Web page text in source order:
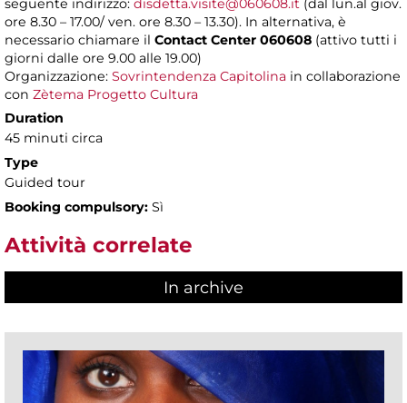
seguente indirizzo: disdetta.visite@060608.it (dal lun.al giov.
ore 8.30 – 17.00/ ven. ore 8.30 – 13.30). In alternativa, è
necessario chiamare il Contact Center 060608 (attivo tutti i
giorni dalle ore 9.00 alle 19.00)
Organizzazione: Sovrintendenza Capitolina in collaborazione
con Zètema Progetto Cultura
Duration
45 minuti circa
Type
Guided tour
Booking compulsory: Sì
Attività correlate
In archive